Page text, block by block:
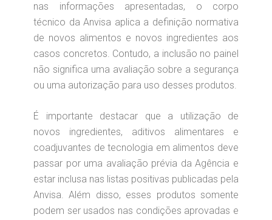
nas informações apresentadas, o corpo
técnico da Anvisa aplica a definição normativa
de novos alimentos e novos ingredientes aos
casos concretos. Contudo, a inclusão no painel
não significa uma avaliação sobre a segurança
ou uma autorização para uso desses produtos.
É importante destacar que a utilização de
novos ingredientes, aditivos alimentares e
coadjuvantes de tecnologia em alimentos deve
passar por uma avaliação prévia da Agência e
estar inclusa nas listas positivas publicadas pela
Anvisa. Além disso, esses produtos somente
podem ser usados nas condições aprovadas e